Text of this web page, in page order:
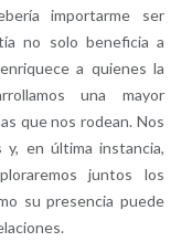
importarme ser
no solo beneficia a
a quienes la
una mayor
que nos rodean. Nos
y, en última instancia,
juntos los
su presencia puede